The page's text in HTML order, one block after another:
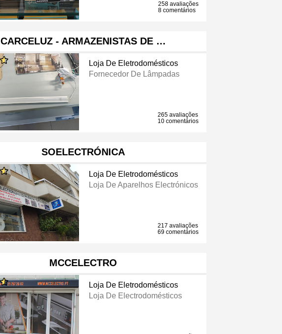
258 avaliações
8 comentários
CARCELUZ - ARMAZENISTAS DE …
Loja De Eletrodomésticos
Fornecedor De Lâmpadas
265 avaliações
10 comentários
SOELECTRÓNICA
Loja De Eletrodomésticos
Loja De Aparelhos Electrónicos
217 avaliações
69 comentários
MCCELECTRO
Loja De Eletrodomésticos
Loja De Electrodomésticos